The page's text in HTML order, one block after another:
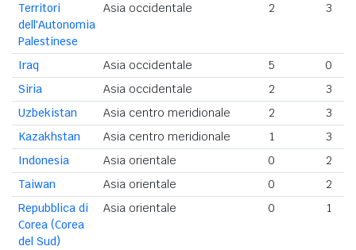
Territori
dell'Autonomia
Palestinese
Asia occidentale 2 3
Iraq Asia occidentale 5
0
Siria
Asia occidentale 2
3
Uzbekistan
Asia centro meridionale 2
3
Kazakhstan
Asia centro meridionale 1
3
Indonesia
Asia orientale 0
2
Taiwan
Asia orientale 0
2
Repubblica di
Corea (Corea
del Sud)
Asia orientale 0 1